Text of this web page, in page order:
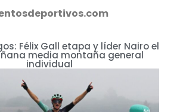
Félix Gall etapa y líder Nairo el
media montaña general
individual